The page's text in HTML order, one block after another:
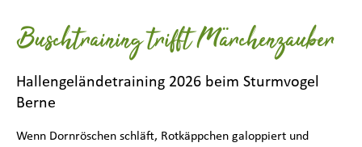
Buschtraining trifft Märchenzauber
Hallengeländetraining 2026 beim Sturmvogel
Berne
Wenn Dornröschen schläft, Rotkäppchen galoppiert und